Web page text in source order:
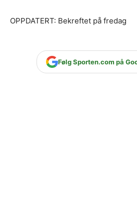
OPPDATERT: Bekreftet på fredag
Følg Sporten.com på